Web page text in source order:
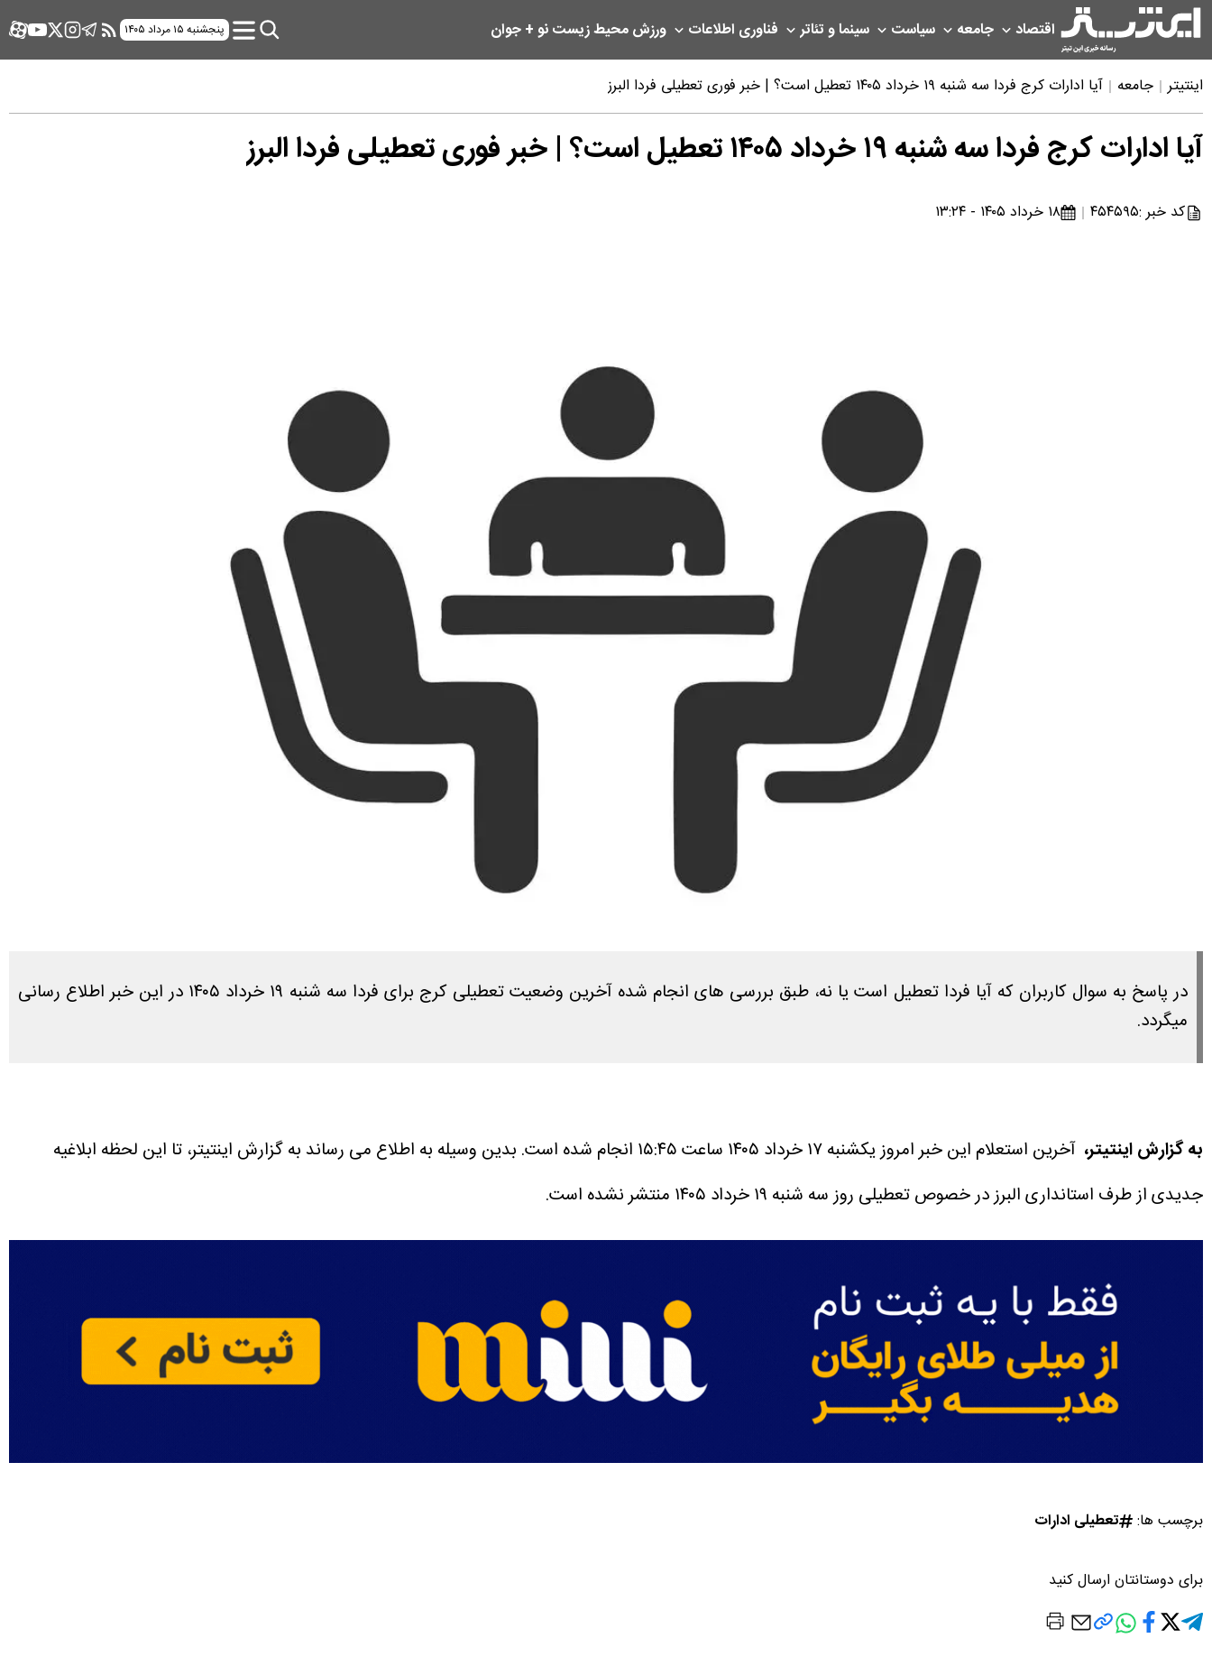
اقتصاد جامعه سیاست سینما و تئاتر فناوری اطلاعات ورزشمحیط زیستنو + جوان پنجشنبه ۱۵ مرداد ۱۴۰۵
اینتیتر جامعه آیا ادارات کرج فردا سه شنبه ۱۹ خرداد ۱۴۰۵ تعطیل است؟ | خبر فوری تعطیلی فردا البرز
آیا ادارات کرج فردا سه شنبه ۱۹ خرداد ۱۴۰۵ تعطیل است؟ | خبر فوری تعطیلی فردا البرز
کد خبر :۴۵۴۵۹۵ ۱۸ خرداد ۱۴۰۵ - ۱۳:۲۴
در پاسخ به سوال کاربران که آیا فردا تعطیل است یا نه، طبق بررسی های انجام شده آخرین وضعیت تعطیلی کرج برای فردا سه شنبه ۱۹ خرداد ۱۴۰۵ در این خبر اطلاع رسانی
میگردد.
به گزارش اینتیتر، آخرین استعلام این خبر امروز یکشنبه ۱۷ خرداد ۱۴۰۵ ساعت ۱۵:۴۵ انجام شده است.
بدین وسیله به اطلاع می رساند به گزارش اینتیتر، تا این لحظه ابلاغیه
جدیدی از طرف استانداری البرز در خصوص تعطیلی روز سه شنبه ۱۹ خرداد ۱۴۰۵ منتشر نشده است.
برچسب ها: تعطیلی ادارات
برای دوستانتان ارسال کنید